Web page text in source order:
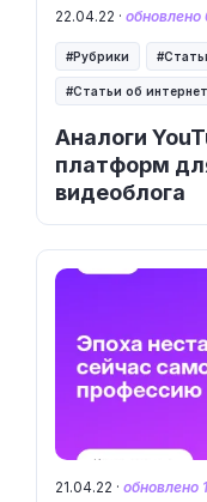
Аналоги
платформ
видеоблога
22.04.22 ·
Рубрики
Статьи об
21.04.22 · обновлено